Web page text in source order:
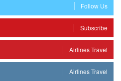
Follow Us
Subscribe
Airlines Travel
Airlines Travel